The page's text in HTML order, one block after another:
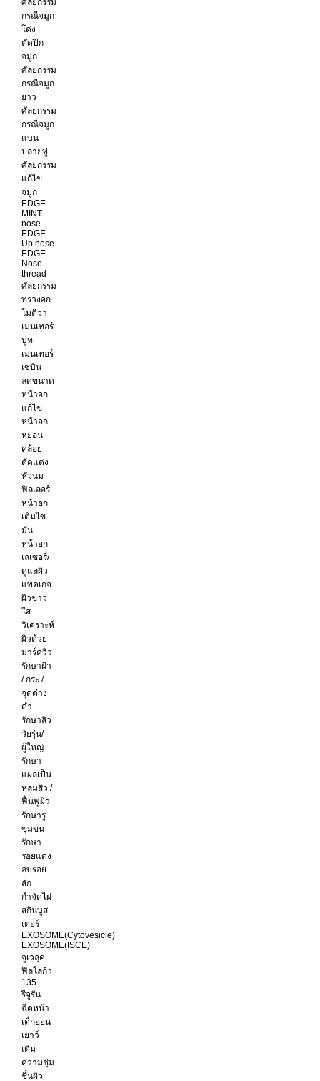
กรณีจมูก
โด่ง
ตัดปีก
จมูก
ศัลยกรรม
กรณีจมูก
ยาว
ศัลยกรรม
กรณีจมูก
แบน
ปลายทู่
ศัลยกรรม
แก้ไข
จมูก
EDGE
MINT
nose
EDGE
Up nose
EDGE
Nose
thread
ศัลยกรรม
ทรวงอก
โมติว่า
เมนเทอร์
บูท
เมนเทอร์
เซบิน
ลดขนาด
หน้าอก
แก้ไข
หน้าอก
หย่อน
คล้อย
ตัดแต่ง
หัวนม
ฟิลเลอร์
หน้าอก
เติมไข
มัน
หน้าอก
เลเซอร์/
ดูแลผิว
แพคเกจ
ผิวขาว
ใส
วิเคราะห์
ผิวด้วย
มาร์ควิว
รักษาฝ้า
/ กระ /
จุดด่าง
ดำ
รักษาสิว
วัยรุ่น/
ผู้ใหญ่
รักษา
แผลเป็น
หลุมสิว /
ฟื้นฟูผิว
รักษารู
ขุมขน
รักษา
รอยแดง
ลบรอย
สัก
กำจัดไฝ
สกินบูส
เตอร์
EXOSOME(Cytovesicle)
EXOSOME(ISCE)
จูเวลุค
ฟิลโลก้า
135
รีจูรัน
ฉีดหน้า
เด็กอ่อน
เยาว์
เติม
ความชุ่ม
ชื่นผิว